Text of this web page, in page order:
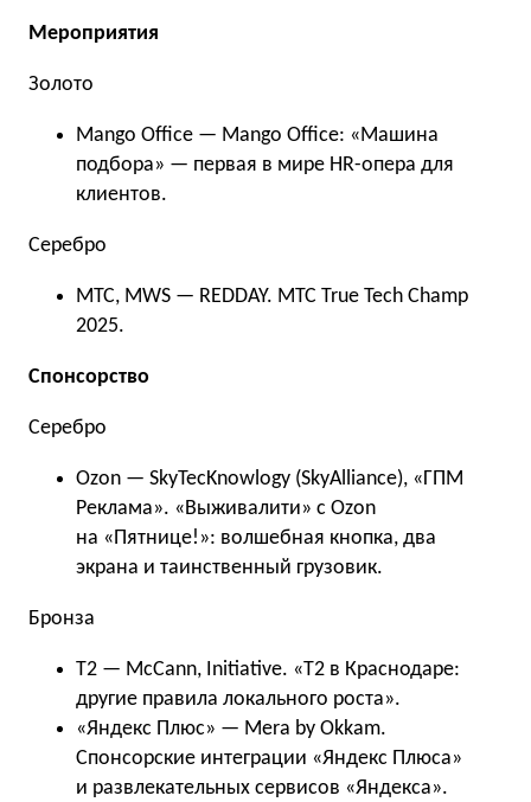
Мероприятия
Золото
Mango Office — Mango Office: «Машина
подбора» — первая в мире HR-опера для
клиентов.
Серебро
МТС, MWS — REDDAY. МТС True Tech Champ
2025.
Спонсорство
Серебро
Ozon — SkyTecKnowlogy (SkyAlliance), «ГПМ
Реклама». «Выживалити» с Ozon
на «Пятнице!»: волшебная кнопка, два
экрана и таинственный грузовик.
Бронза
Т2 — McCann, Initiative. «Т2 в Краснодаре:
другие правила локального роста».
«Яндекс Плюс» — Mera by Okkam.
Спонсорские интеграции «Яндекс Плюса»
и развлекательных сервисов «Яндекса».